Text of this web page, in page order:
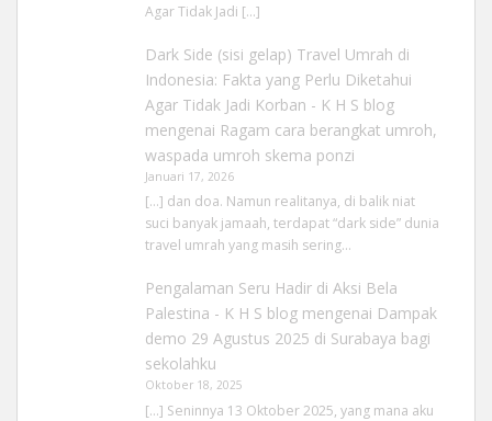
Agar Tidak Jadi […]
Dark Side (sisi gelap) Travel Umrah di
Indonesia: Fakta yang Perlu Diketahui
Agar Tidak Jadi Korban - K H S blog
mengenai Ragam cara berangkat umroh,
waspada umroh skema ponzi
Januari 17, 2026
[…] dan doa. Namun realitanya, di balik niat
suci banyak jamaah, terdapat “dark side” dunia
travel umrah yang masih sering…
Pengalaman Seru Hadir di Aksi Bela
Palestina - K H S blogmengenai Dampak
demo 29 Agustus 2025 di Surabaya bagi
sekolahku
Oktober 18, 2025
[…] Seninnya 13 Oktober 2025, yang mana aku